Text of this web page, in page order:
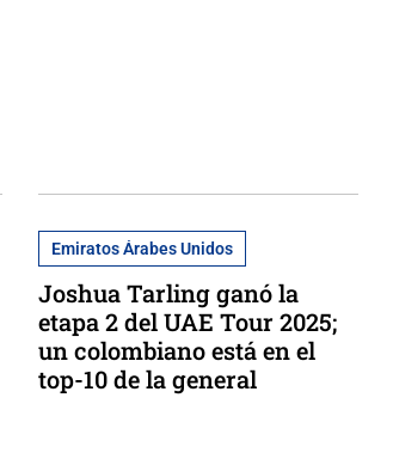
Emiratos Árabes Unidos
Joshua Tarling ganó la
etapa 2 del UAE Tour 2025;
un colombiano está en el
top-10 de la general